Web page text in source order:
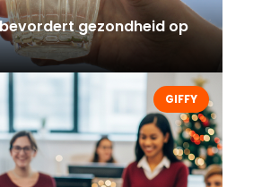
gezondheid op
GIFFY